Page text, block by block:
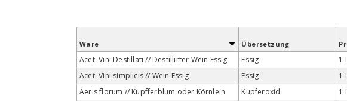
Ware Übersetzung
Acet. Vini Destillati // Destillirter Wein Essig Essig 1
Acet. Vini simplicis // Wein Essig
Essig 1
Aeris florum // Kupfferblum oder Körnlein
Kupferoxid 1